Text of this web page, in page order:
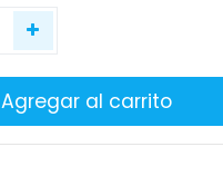
Agregar al carrito